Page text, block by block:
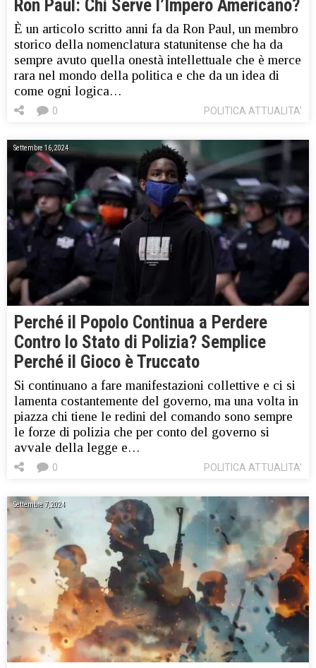
Ron Paul: Chi Serve l’Impero Americano?
È un articolo scritto anni fa da Ron Paul, un membro
storico della nomenclatura statunitense che ha da
sempre avuto quella onestà intellettuale che è merce
rara nel mondo della politica e che da un idea di
come ogni logica…
POLITICA ATTUALITA'
0
Settembre 16, 2024
Perché il Popolo Continua a Perdere
Contro lo Stato di Polizia? Semplice
Perché il Gioco è Truccato
Si continuano a fare manifestazioni collettive e ci si
lamenta costantemente del governo, ma una volta in
piazza chi tiene le redini del comando sono sempre
le forze di polizia che per conto del governo si
avvale della legge e…
POLITICA ATTUALITA'
0
Settembre 7, 2024